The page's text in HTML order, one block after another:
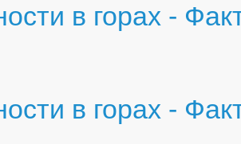
в горах -
в горах -